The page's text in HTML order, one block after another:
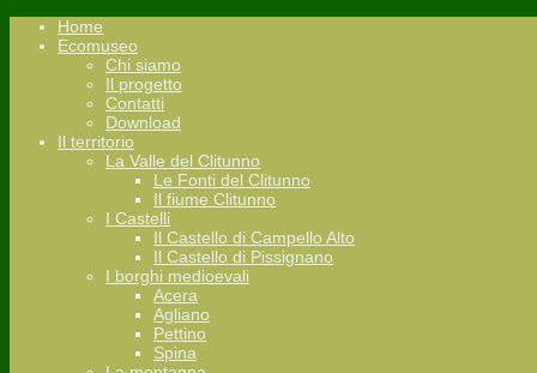
Home
Ecomuseo
Chi siamo
Il progetto
Contatti
Download
Il territorio
La Valle del Clitunno
Le Fonti del Clitunno
Il fiume Clitunno
I Castelli
Il Castello di Campello Alto
Il Castello di Pissignano
I borghi medioevali
Acera
Agliano
Pettino
Spina